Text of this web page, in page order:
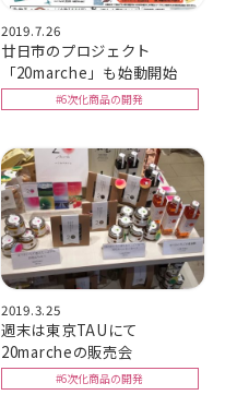
2019.7.26
廿日市のプロジェクト
「20marche」も始動開始
#6次化商品の開発
2019.3.25
週末は東京TAUにて
20marcheの販売会
#6次化商品の開発